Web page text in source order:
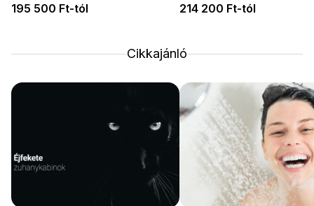
195 500 Ft-tól 214 200 Ft-tól
Cikkajánló